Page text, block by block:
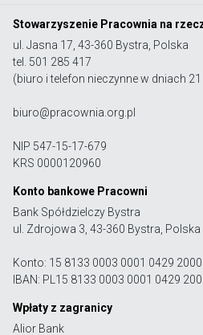
Stowarzyszenie Pracownia na
ul. Jasna 17, 43-360 Bystra, Polska
tel. 501 285 417
(biuro i telefon nieczynne w dniach
biuro@pracownia.org.pl
NIP 547-15-17-679
KRS 0000120960
Konto bankowe Pracowni
Bank Spółdzielczy Bystra
ul. Zdrojowa 3, 43-360 Bystra, Polska
Konto: 15 8133 0003 0001 0429 2000
IBAN: PL15 8133 0003 0001 0429
Wpłaty z zagranicy
Alior Bank